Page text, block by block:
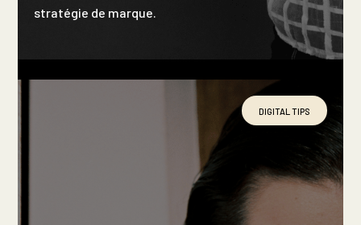
stratégie de marque.
DIGITAL TIPS